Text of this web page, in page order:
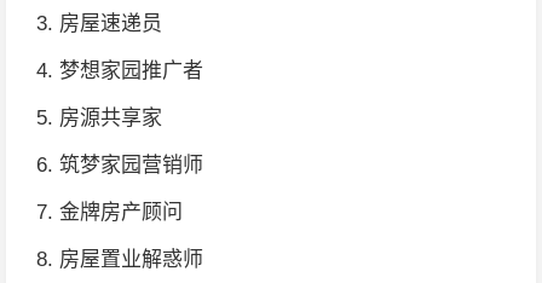
3. 房屋速递员
4. 梦想家园推广者
5. 房源共享家
6. 筑梦家园营销师
7. 金牌房产顾问
8. 房屋置业解惑师